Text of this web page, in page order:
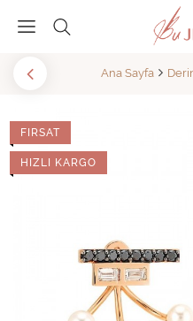
Ana Sayfa
FIRSAT
HIZLI KARGO